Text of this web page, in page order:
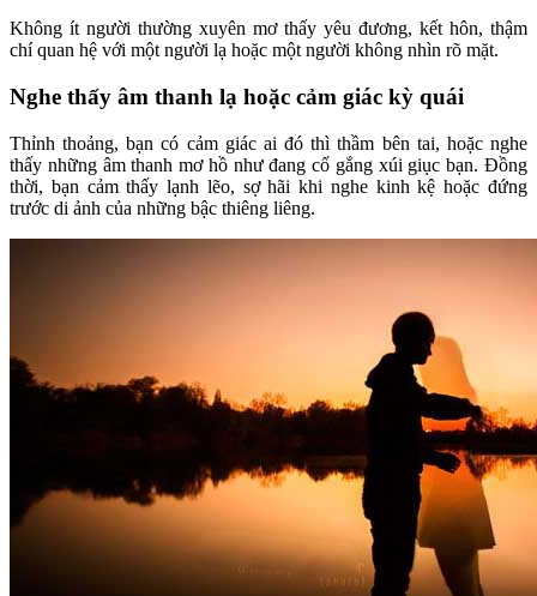
Không ít người thường xuyên mơ thấy yêu đương, kết hôn, thậm
chí quan hệ với một người lạ hoặc một người không nhìn rõ mặt.
Nghe thấy âm thanh lạ hoặc cảm giác kỳ quái
Thỉnh thoảng, bạn có cảm giác ai đó thì thầm bên tai, hoặc nghe
thấy những âm thanh mơ hồ như đang cố gắng xúi giục bạn. Đồng
thời, bạn cảm thấy lạnh lẽo, sợ hãi khi nghe kinh kệ hoặc đứng
trước di ảnh của những bậc thiêng liêng.